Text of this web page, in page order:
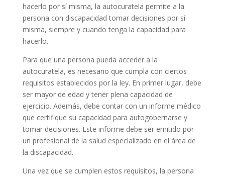
hacerlo por sí misma, la autocuratela permite a la
persona con discapacidad tomar decisiones por sí
misma, siempre y cuando tenga la capacidad para
hacerlo.
Para que una persona pueda acceder a la
autocuratela, es necesario que cumpla con ciertos
requisitos establecidos por la ley. En primer lugar, debe
ser mayor de edad y tener plena capacidad de
ejercicio. Además, debe contar con un informe médico
que certifique su capacidad para autogobernarse y
tomar decisiones. Este informe debe ser emitido por
un profesional de la salud especializado en el área de
la discapacidad.
Una vez que se cumplen estos requisitos, la persona